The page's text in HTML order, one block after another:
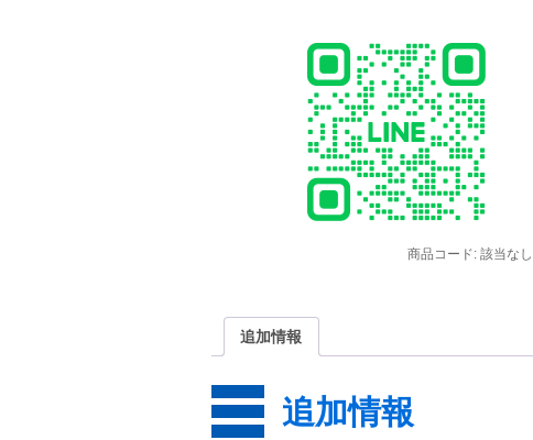
商品コード: 該当なし
追加情報
追加情報